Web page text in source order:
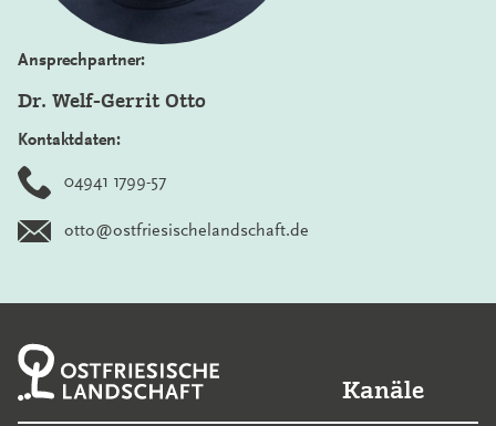
Ansprechpartner:
Dr. Welf-Gerrit Otto
Kontaktdaten:
04941 1799-57
otto@ostfriesischelandschaft.de
Kanäle